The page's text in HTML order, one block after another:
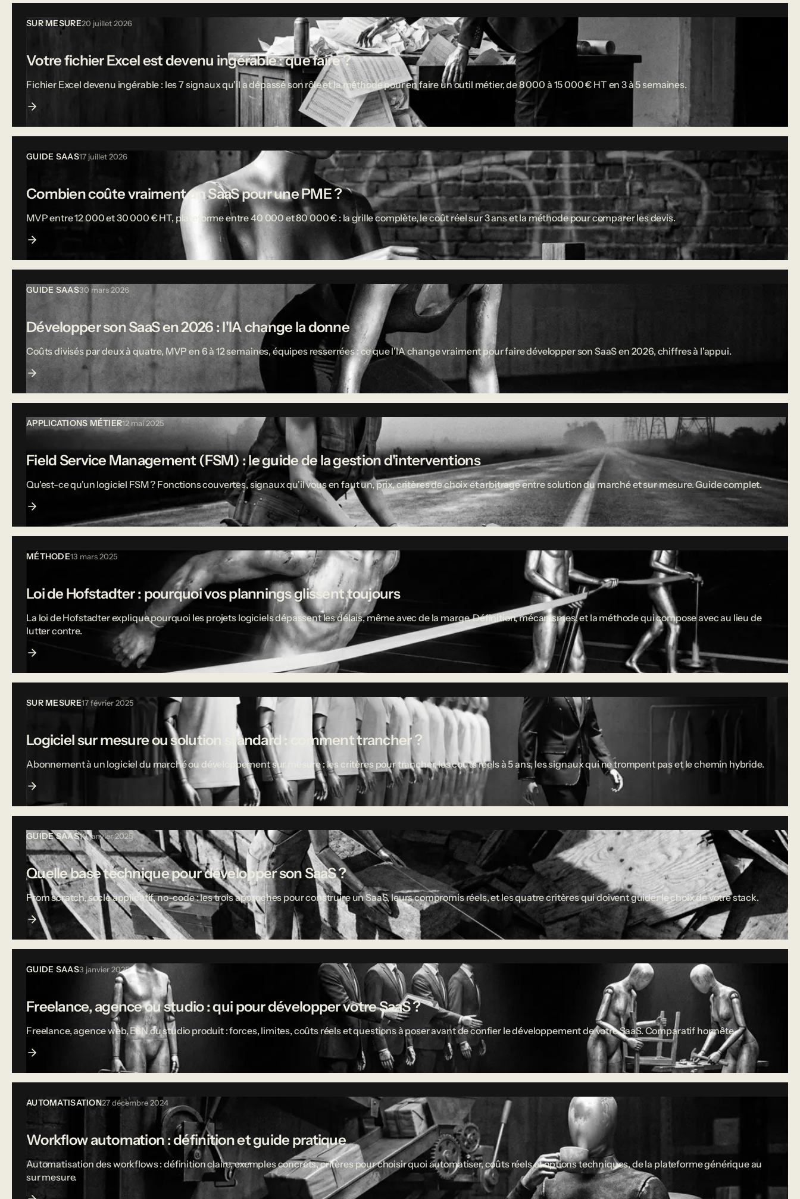
SUR MESURE20 juillet 2026
Votre fichier Excel est devenu ingérable : que faire ?
Fichier Excel devenu ingérable : les 7 signaux qu'il a dépassé son rôle et la méthode pour en faire un outil métier, de 8 000 à 15 000 € HT en 3 à 5 semaines.
GUIDE SAAS17 juillet 2026
Combien coûte vraiment un SaaS pour une PME ?
MVP entre 12 000 et 30 000 € HT, plateforme entre 40 000 et 80 000 € : la grille complète, le coût réel sur 3 ans et la méthode pour comparer les devis.
GUIDE SAAS30 mars 2026
Développer son SaaS en 2026 : l'IA change la donne
Coûts divisés par deux à quatre, MVP en 6 à 12 semaines, équipes resserrées : ce que l'IA change vraiment pour faire développer son SaaS en 2026, chiffres à l'appui.
APPLICATIONS MÉTIER12 mai 2025
Field Service Management (FSM) : le guide de la gestion d'interventions
Qu'est-ce qu'un logiciel FSM ? Fonctions couvertes, signaux qu'il vous en faut un, prix, critères de choix et arbitrage entre solution du marché et sur mesure. Guide complet.
MÉTHODE13 mars 2025
Loi de Hofstadter : pourquoi vos plannings glissent toujours
La loi de Hofstadter explique pourquoi les projets logiciels dépassent les délais, même avec de la marge. Définition, mécanismes, et la méthode qui compose avec au lieu de
lutter contre.
SUR MESURE17 février 2025
Logiciel sur mesure ou solution standard : comment trancher ?
Abonnement à un logiciel du marché ou développement sur mesure : les critères pour trancher, les coûts réels à 5 ans, les signaux qui ne trompent pas et le chemin hybride.
GUIDE SAAS10 janvier 2025
Quelle base technique pour développer son SaaS ?
From scratch, socle applicatif, no-code : les trois approches pour construire un SaaS, leurs compromis réels, et les quatre critères qui doivent guider le choix de votre stack.
GUIDE SAAS3 janvier 2025
Freelance, agence ou studio : qui pour développer votre SaaS ?
Freelance, agence web, ESN ou studio produit : forces, limites, coûts réels et questions à poser avant de confier le développement de votre SaaS. Comparatif honnête.
AUTOMATISATION27 décembre 2024
Workflow automation : définition et guide pratique
Automatisation des workflows : définition claire, exemples concrets, critères pour choisir quoi automatiser, coûts réels et options techniques, de la plateforme générique au
sur mesure.